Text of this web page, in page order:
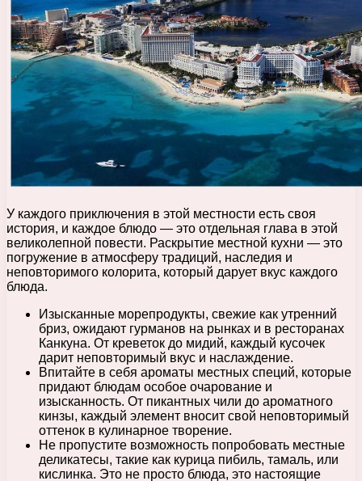
У каждого приключения в этой местности есть своя
история, и каждое блюдо — это отдельная глава в этой
великолепной повести. Раскрытие местной кухни — это
погружение в атмосферу традиций, наследия и
неповторимого колорита, который дарует вкус каждого
блюда.
Изысканные морепродукты, свежие как утренний
бриз, ожидают гурманов на рынках и в ресторанах
Канкуна. От креветок до мидий, каждый кусочек
дарит неповторимый вкус и наслаждение.
Впитайте в себя ароматы местных специй, которые
придают блюдам особое очарование и
изысканность. От пикантных чили до ароматного
кинзы, каждый элемент вносит свой неповторимый
оттенок в кулинарное творение.
Не пропустите возможность попробовать местные
деликатесы, такие как курица пибиль, тамаль, или
кислинка. Это не просто блюда, это настоящие